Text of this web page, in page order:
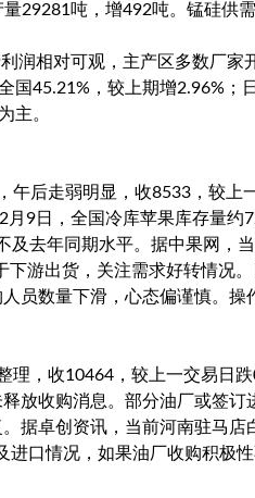
29281吨，增492吨。锰硅供
润相对可观，主产区多数厂家
国45.21%，较上期增2.96%；
主。
后走弱明显，收8533，较上
9日，全国冷库苹果库存量约
去年同期水平。据中果网，
游出货，关注需求好转情况
员数量下滑，心态偏谨慎。操
理，收10464，较上一交易日
放收购消息。部分油厂或签订
据卓创资讯，当前河南驻马店
口情况，如果油厂收购积极性